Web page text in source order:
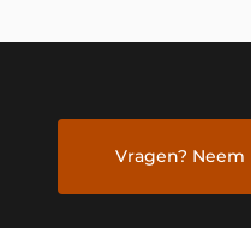
Vragen?